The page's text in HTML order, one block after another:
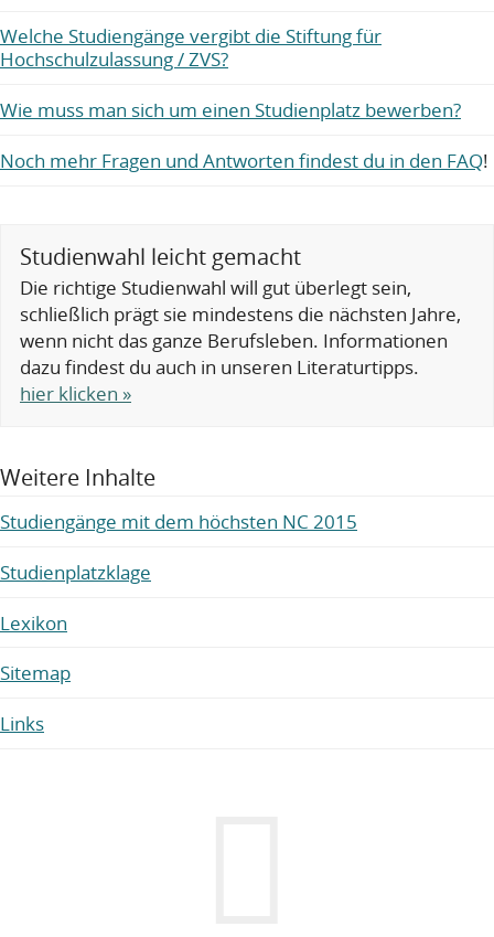
Welche Studiengänge vergibt die Stiftung für
Hochschulzulassung / ZVS?
Wie muss man sich um einen Studienplatz bewerben?
Noch mehr Fragen und Antworten findest du in den FAQ!
Studienwahl leicht gemacht
Die richtige Studienwahl will gut überlegt sein,
schließlich prägt sie mindestens die nächsten Jahre,
wenn nicht das ganze Berufsleben. Informationen
dazu findest du auch in unseren Literaturtipps.
hier klicken »
Weitere Inhalte
Studiengänge mit dem höchsten NC 2015
Studienplatzklage
Lexikon
Sitemap
Links